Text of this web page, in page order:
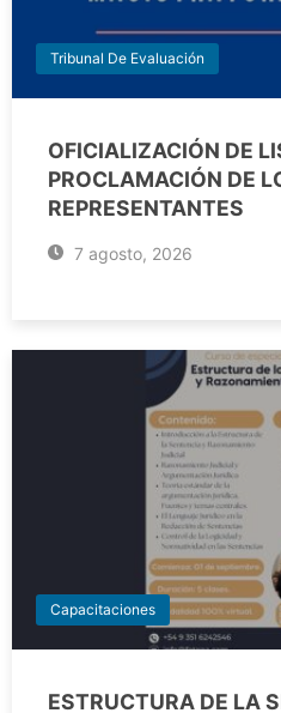
Tribunal De Evaluación
OFICIALIZACIÓN DE
PROCLAMACIÓN DE
REPRESENTANTES
7 agosto, 2026
Capacitaciones
ESTRUCTURA DE LA